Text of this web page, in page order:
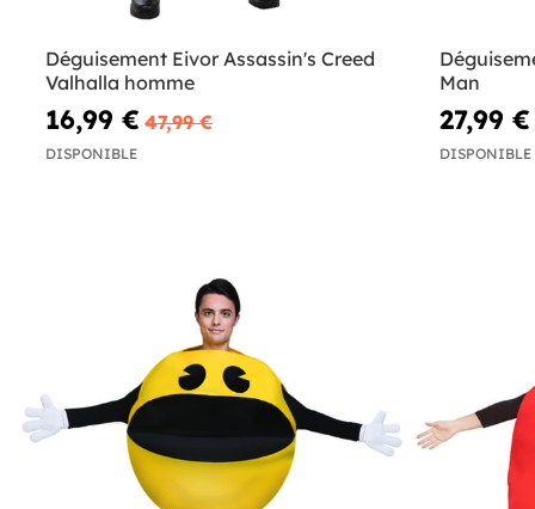
Déguisement Eivor Assassin's Creed
Valhalla homme
16,99 € 47,99 €
DISPONIBLE
Man
27,99 €
DISPONIBLE